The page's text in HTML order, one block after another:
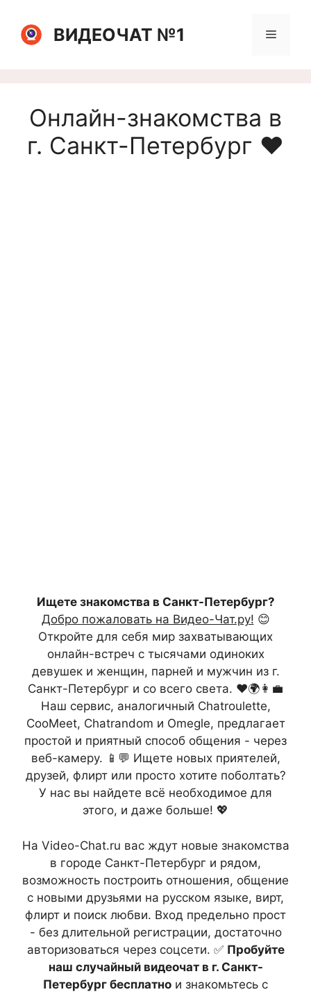
содержимомуВИДЕОЧАТ №1 Меню
Онлайн-знакомства в
г. Санкт-Петербург ❤️
Ищете знакомства в Санкт-Петербург?
Добро пожаловать на Видео-Чат.ру! 😊
Откройте для себя мир захватывающих
онлайн-встреч с тысячами одиноких
девушек и женщин, парней и мужчин из г.
Санкт-Петербург и со всего света. ❤️🌍👩‍💼
Наш сервис, аналогичный Chatroulette,
CooMeet, Chatrandom и Omegle, предлагает
простой и приятный способ общения - через
веб-камеру. 📱💬 Ищете новых приятелей,
друзей, флирт или просто хотите поболтать?
У нас вы найдете всё необходимое для
этого, и даже больше! 💖
На Video-Chat.ru вас ждут новые знакомства
в городе Санкт-Петербург и рядом,
возможность построить отношения, общение
с новыми друзьями на русском языке, вирт,
флирт и поиск любви. Вход предельно прост
- без длительной регистрации, достаточно
авторизоваться через соцсети. ✅ Пробуйте
наш случайный видеочат в г. Санкт-
Петербург бесплатно и знакомьтесь с